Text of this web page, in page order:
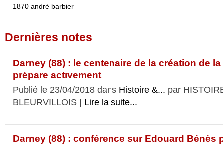
1870 andré barbier
Dernières notes
Darney (88) : le centenaire de la création de
prépare activement
Publié le 23/04/2018 dans Histoire &... par
BLEURVILLOIS | Lire la suite...
Darney (88) : conférence sur Edouard Bénès